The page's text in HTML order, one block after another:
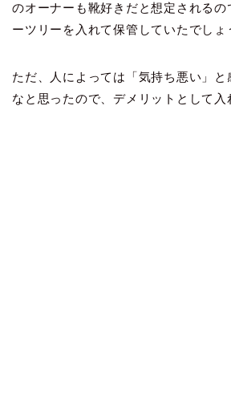
のオーナーも靴好きだと想定されるの
ーツリーを入れて保管していたでし
ただ、人によっては「気持ち悪い」
なと思ったので、デメリットとして入